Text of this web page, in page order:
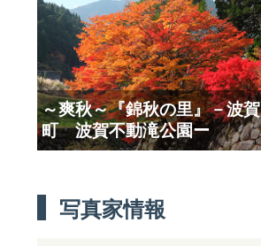
～爽秋～『錦秋の里』－波賀
町 波賀不動滝公園ー
写真家情報